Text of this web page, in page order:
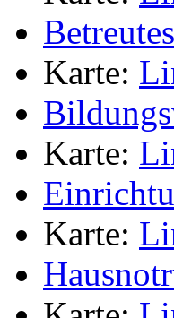
Karte:
Karte:
Karte: